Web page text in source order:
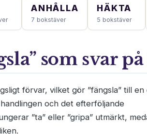
ANHÅLLA
7 bokstäver
HÄKTA
5 bokstäver
som svar
förvar, vilket gör ”fängsla” till en
och det efterföljande
”ta” eller ”gripa” utmärkt,